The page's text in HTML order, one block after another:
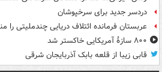
دردسر جدید برای سرخپوشان
عربستان فرمانده ائتلاف دریایی چندملیتی را
۸۰۰ سازۀ آمریکایی خاکستر شد
قابی زیبا از قلعه بابک آذربایجان شرقی